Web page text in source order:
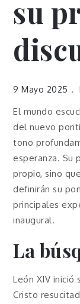
su
9 Mayo 2025
El mundo
del nuevo
tono
esperanza. Su
propio, sino
definirán su
principales
inaugural.
La
León XIV inició
Cristo